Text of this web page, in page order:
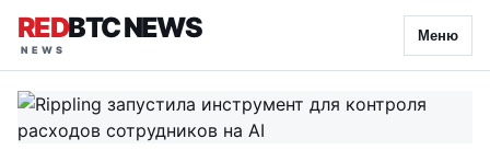
REDBTC NEWS Меню